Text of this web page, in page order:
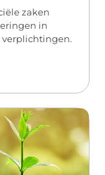
zaken
in
verplichtingen.